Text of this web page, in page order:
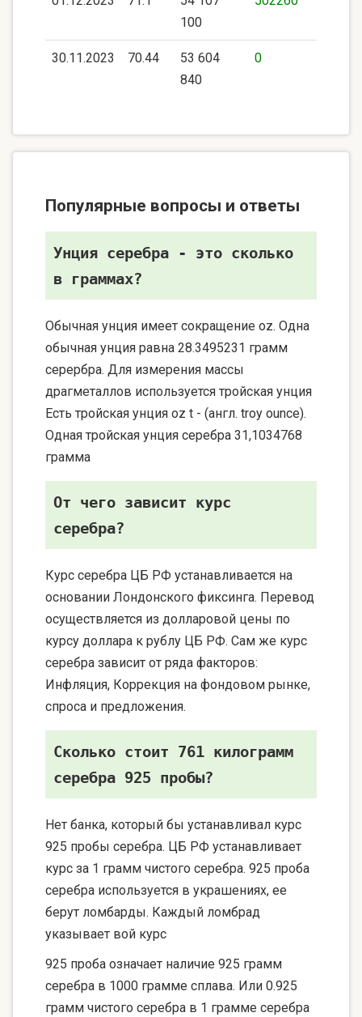
100
30.11.2023 70.44
53 604
840
0
Популярные вопросы и ответы
Унция серебра - это сколько
в граммах?
Обычная унция имеет сокращение oz. Одна
обычная унция равна 28.3495231 грамм
серербра. Для измерения массы
драгметаллов используется тройская унция
Есть тройская унция oz t - (англ. troy ounce).
Одная тройская унция серебра 31,1034768
грамма
От чего зависит курс
серебра?
Курс серебра ЦБ РФ устанавливается на
основании Лондонского фиксинга. Перевод
осуществляется из долларовой цены по
курсу доллара к рублу ЦБ РФ. Сам же курс
серебра зависит от ряда факторов:
Инфляция, Коррекция на фондовом рынке,
спроса и предложения.
Сколько стоит 761 килограмм
серебра 925 пробы?
Нет банка, который бы устанавливал курс
925 пробы серебра. ЦБ РФ устанавливает
курс за 1 грамм чистого серебра. 925 проба
серебра используется в украшениях, ее
берут ломбарды. Каждый ломбрад
указывает вой курс
925 проба означает наличие 925 грамм
серебра в 1000 грамме сплава. Или 0.925
грамм чистого серебра в 1 грамме серебра